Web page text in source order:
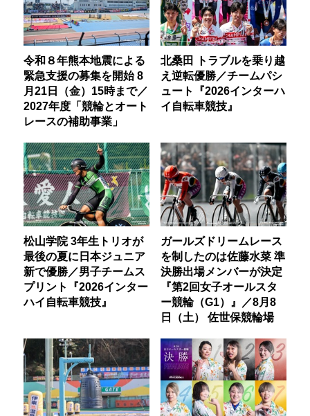
令和８年熊本地震による
緊急支援の募集を開始 8
月21日（金）15時まで／
2027年度「競輪とオート
レースの補助事業」
北桑田 トラブルを乗り越
え逆転優勝／チームパシ
ュート『2026インターハ
イ自転車競技』
松山学院 3年生トリオが
最後の夏に日本ジュニア
新で優勝／男子チームス
プリント『2026インター
ハイ自転車競技』
ガールズドリームレース
を制したのは佐藤水菜 準
決勝出場メンバーが決定
『第2回女子オールスタ
ー競輪（G1）』／8月8
日（土） 佐世保競輪場